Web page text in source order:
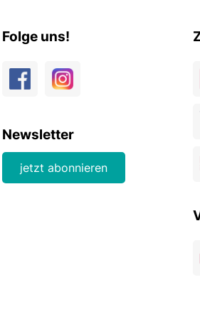
Folge uns!
Newsletter
jetzt abonnieren